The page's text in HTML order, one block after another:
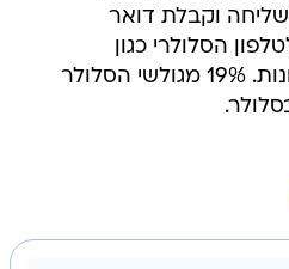
וקבלת דואר
הסלולרי כגון
רינגטונים, משחקים ותמונות. 19% מגולשי הסלולר